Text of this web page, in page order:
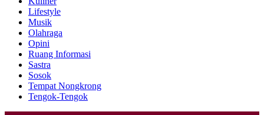
Lifestyle
Musik
Olahraga
Opini
Ruang Informasi
Sastra
Sosok
Tempat Nongkrong
Tengok-Tengok